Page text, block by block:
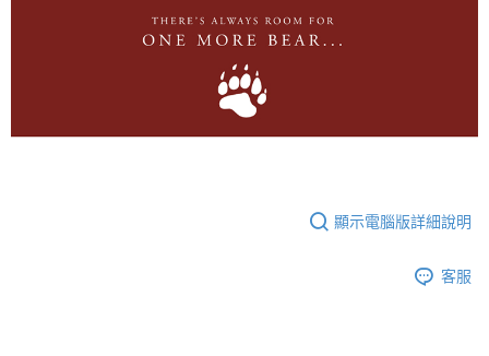
顯示電腦版詳細說明
客服